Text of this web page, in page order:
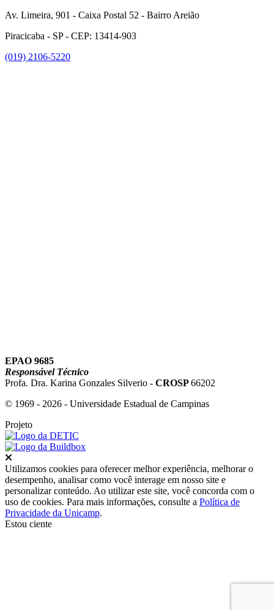
Av. Limeira, 901 - Caixa Postal 52 - Bairro Areião
Piracicaba - SP - CEP: 13414-903
(019) 2106-5220
EPAO 9685
Responsável Técnico
Profa. Dra. Karina Gonzales Silverio - CROSP66202
© 1969 - 2026 - Universidade Estadual de Campinas
Projeto
Utilizamos cookies para oferecer melhor experiência, melhorar o
desempenho, analisar como você interage em nosso site e
personalizar conteúdo. Ao utilizar este site, você concorda com o
uso de cookies. Para mais informações, consulte a Política de
Privacidade da Unicamp.
Estou ciente